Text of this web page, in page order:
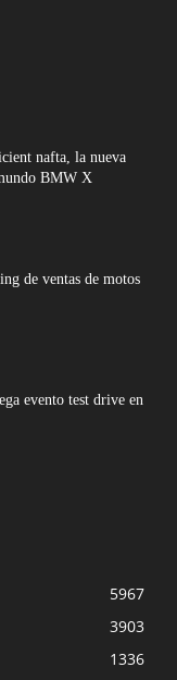
nafta, la nueva
BMW X
de ventas de motos
evento test drive en
5967
3903
1336